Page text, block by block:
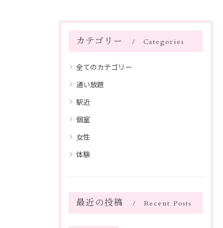
カテゴリー Categories
全てのカテゴリー
通い放題
駅近
個室
女性
体験
最近の投稿 Recent Posts